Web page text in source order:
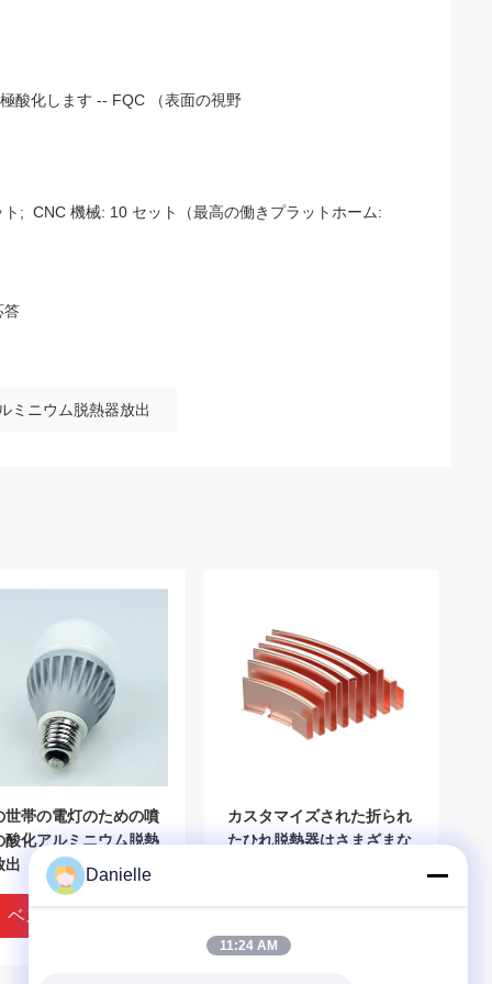
酸化します -- FQC （表面の視野
; CNC 機械: 10 セット（最高の働きプラットホーム:
答
ミニウム脱熱器放出
世帯の電灯のための噴
酸化アルミニウム脱熱
出
ベストプライス
カスタマイズされた折られ
たひれ脱熱器はさまざまな
Danielle
11:24 AM